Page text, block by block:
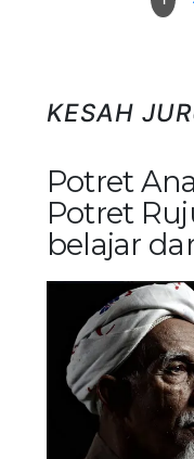
KESAH
Potret
Potret
belajar